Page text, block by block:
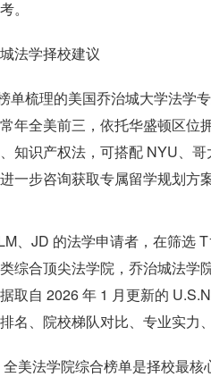
。
法学择校建议
单梳理的美国乔治城大学法学
年全美前三，依托华盛顿区位
知识产权法，可搭配 NYU、
一步咨询获取专属留学规划方案
、JD 的法学申请者，在筛选
综合顶尖法学院，乔治城法学
取自 2026 年 1 月更新的
名、院校梯队对比、专业实力
美法学院综合榜单是择校最